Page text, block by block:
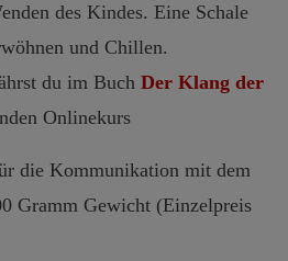
des Kindes. Eine Schale
und Chillen.
du im Buch Der Klang der
Onlinekurs
die Kommunikation mit dem
Gramm Gewicht (Einzelpreis